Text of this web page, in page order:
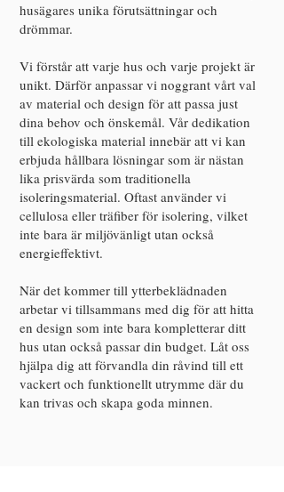
husägares unika förutsättningar och
drömmar.
Vi förstår att varje hus och varje projekt är
unikt. Därför anpassar vi noggrant vårt val
av material och design för att passa just
dina behov och önskemål. Vår dedikation
till ekologiska material innebär att vi kan
erbjuda hållbara lösningar som är nästan
lika prisvärda som traditionella
isoleringsmaterial. Oftast använder vi
cellulosa eller träfiber för isolering, vilket
inte bara är miljövänligt utan också
energieffektivt.
När det kommer till ytterbeklädnaden
arbetar vi tillsammans med dig för att hitta
en design som inte bara kompletterar ditt
hus utan också passar din budget. Låt oss
hjälpa dig att förvandla din råvind till ett
vackert och funktionellt utrymme där du
kan trivas och skapa goda minnen.